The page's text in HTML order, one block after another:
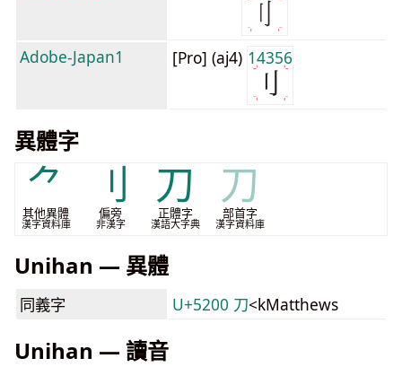
Adobe-Japan1 [Pro] (aj4) 14356
異體字
⺈
其他異體
漢字資料庫
⺉
偏旁
非漢字
刀
正體字
漢語大字典
刀
部首字
漢字資料庫
Unihan — 異體
同義字 U+5200 刀<kMatthews
Unihan — 讀音